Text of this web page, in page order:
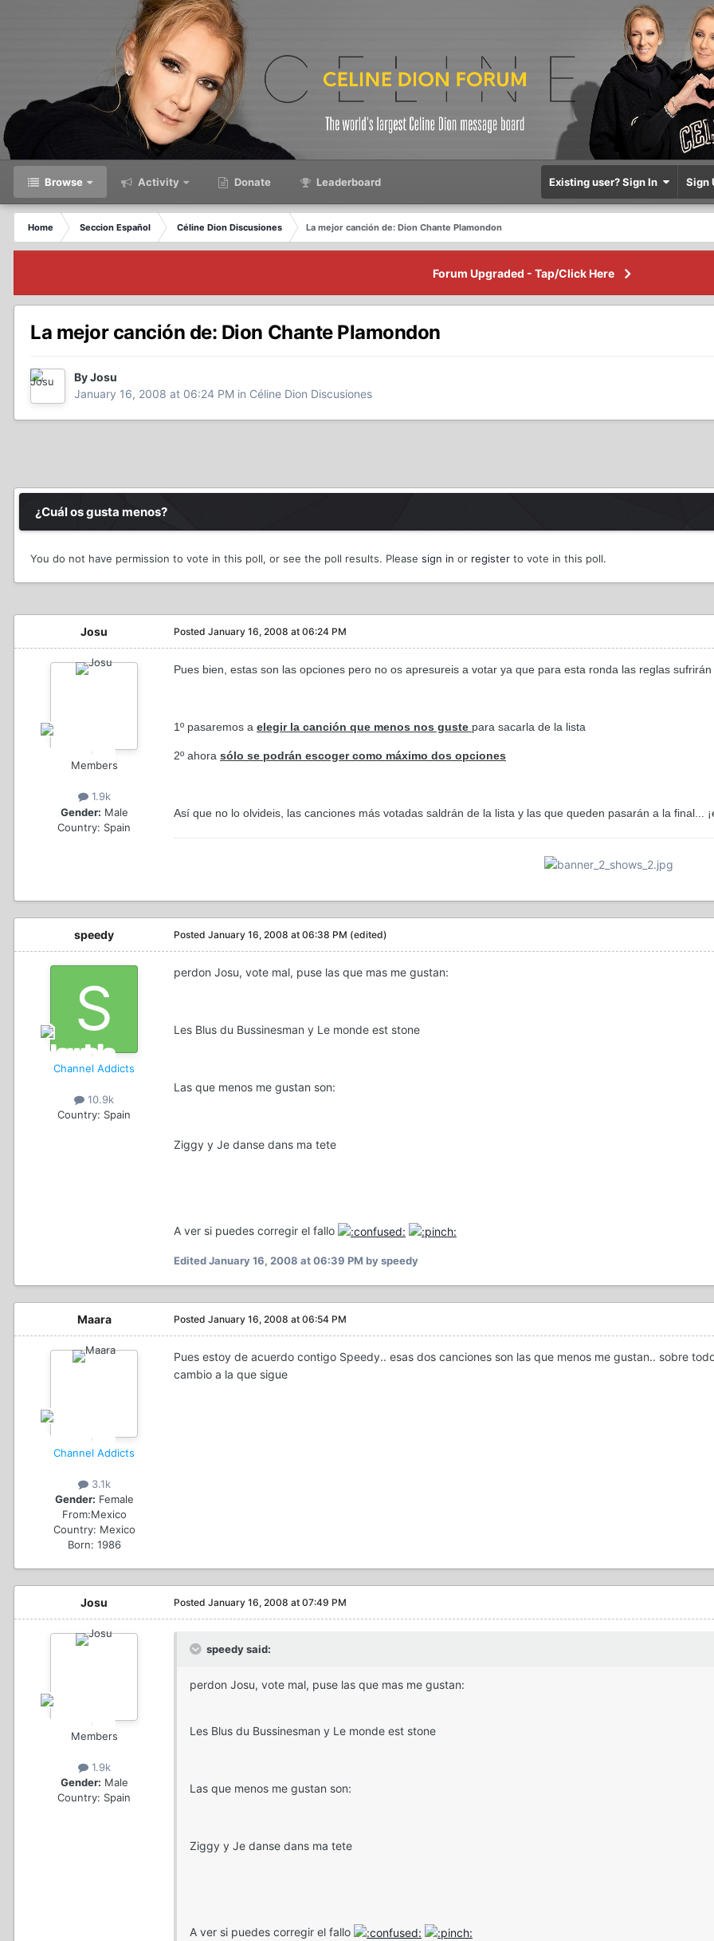
Browse Activity Donate Leaderboard Existing user? Sign In Sign
Home Seccion Español Céline Dion Discusiones
La mejor canción de: Dion Chante Plamondon
Forum Upgraded - Tap/Click Here
La mejor canción de: Dion Chante Plamondon
By Josu
January 16, 2008 at 06:24 PM in Céline Dion Discusiones
¿Cuál os gusta menos?
You do not have permission to vote in this poll, or see the poll results. Please sign in or register to vote in this poll.
Josu
Members
1.9k
Gender: Male
Country: Spain
Posted January 16, 2008 at 06:24 PM
Pues bien, estas son las opciones pero no os apresureis a votar ya que para esta ronda las reglas
1º pasaremos a elegir la canción que menos nos guste para sacarla de la lista
2º ahora sólo se podrán escoger como máximo dos opciones
Así que no lo olvideis, las canciones más votadas saldrán de la lista y las que queden pasarán a la final...
speedy
Channel Addicts
10.9k
Country: Spain
Posted January 16, 2008 at 06:38 PM (edited)
perdon Josu, vote mal, puse las que mas me gustan:
Les Blus du Bussinesman y Le monde est stone
Las que menos me gustan son:
Ziggy y Je danse dans ma tete
A ver si puedes corregir el fallo
EditedJanuary 16, 2008 at 06:39 PM by speedy
Maara
Channel Addicts
3.1k
Gender: Female
From:Mexico
Country: Mexico
Born: 1986
Posted January 16, 2008 at 06:54 PM
Pues estoy de acuerdo contigo Speedy.. esas dos canciones son las que menos me gustan.. sobre
cambio a la que sigue
Josu
Members
1.9k
Gender: Male
Country: Spain
Posted January 16, 2008 at 07:49 PM
speedy said:
perdon Josu, vote mal, puse las que mas me gustan:
Les Blus du Bussinesman y Le monde est stone
Las que menos me gustan son:
Ziggy y Je danse dans ma tete
A ver si puedes corregir el fallo